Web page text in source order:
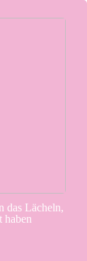
das Lächeln,
haben